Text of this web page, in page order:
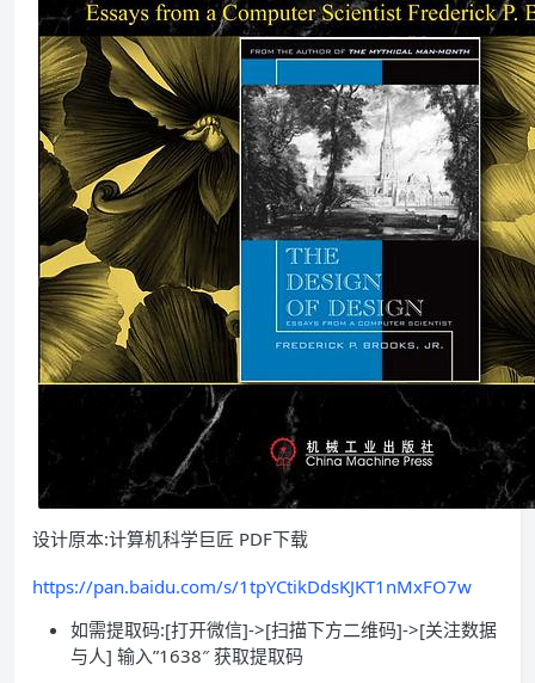
设计原本:计算机科学巨匠 PDF下载
https://pan.baidu.com/s/1tpYCtikDdsKJKT1nMxFO7w
如需提取码:[打开微信]->[扫描下方二维码]->[关注数据
与人] 输入”1638″ 获取提取码